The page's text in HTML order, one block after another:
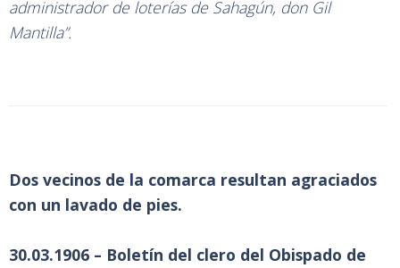
administrador de loterías de Sahagún, don Gil
Mantilla”.
Dos vecinos de la comarca resultan agraciados
con un lavado de pies.
30.03.1906 – Boletín del clero del Obispado de